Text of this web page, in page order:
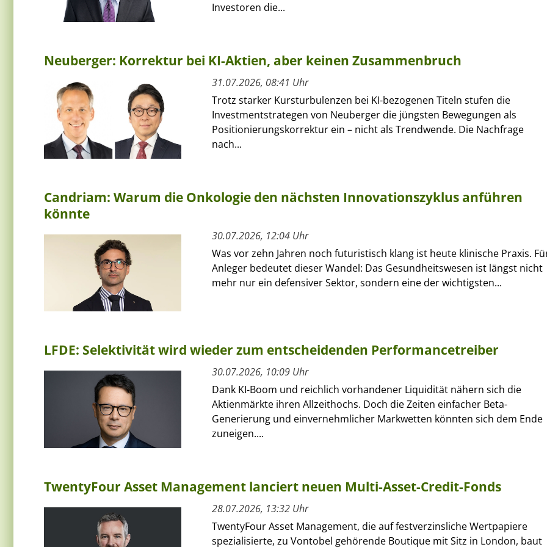
Investoren die...
Neuberger: Korrektur bei KI-Aktien, aber keinen Zusammenbruch
31.07.2026, 08:41 Uhr
Trotz starker Kursturbulenzen bei KI-bezogenen Titeln stufen die
Investmentstrategen von Neuberger die jüngsten Bewegungen als
Positionierungskorrektur ein – nicht als Trendwende. Die Nachfrage
nach...
Candriam: Warum die Onkologie den nächsten Innovationszyklus anführen
könnte
30.07.2026, 12:04 Uhr
Was vor zehn Jahren noch futuristisch klang ist heute klinische Praxis.
Anleger bedeutet dieser Wandel: Das Gesundheitswesen ist längst nicht
mehr nur ein defensiver Sektor, sondern eine der wichtigsten...
LFDE: Selektivität wird wieder zum entscheidenden Performancetreiber
30.07.2026, 10:09 Uhr
Dank KI-Boom und reichlich vorhandener Liquidität nähern sich die
Aktienmärkte ihren Allzeithochs. Doch die Zeiten einfacher Beta-
Generierung und einvernehmlicher Markwetten könnten sich dem Ende
zuneigen....
TwentyFour Asset Management lanciert neuen Multi-Asset-Credit-Fonds
28.07.2026, 13:32 Uhr
TwentyFour Asset Management, die auf festverzinsliche Wertpapiere
spezialisierte, zu Vontobel gehörende Boutique mit Sitz in London, baut